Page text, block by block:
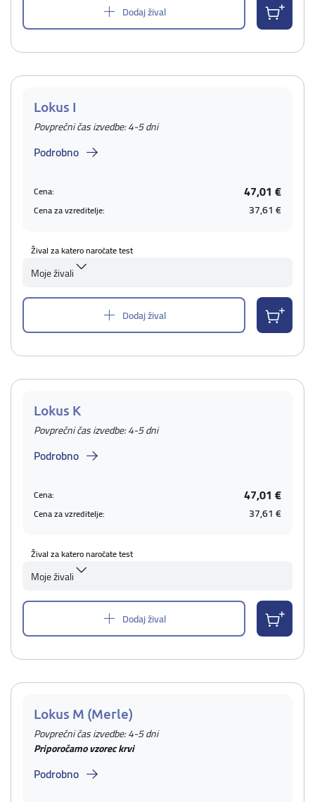
Dodaj žival
Lokus I
Povprečni čas izvedbe: 4-5 dni
Podrobno
Cena: 47,01 €
Cena za vzreditelje: 37,61 €
Žival za katero naročate test
Moje živali
Dodaj žival
Lokus K
Povprečni čas izvedbe: 4-5 dni
Podrobno
Cena: 47,01 €
Cena za vzreditelje: 37,61 €
Žival za katero naročate test
Moje živali
Dodaj žival
Lokus M (Merle)
Povprečni čas izvedbe: 4-5 dni
Priporočamo vzorec krvi
Podrobno